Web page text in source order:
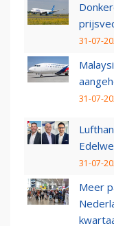
31-07-
31-07-
31-07-
Meer